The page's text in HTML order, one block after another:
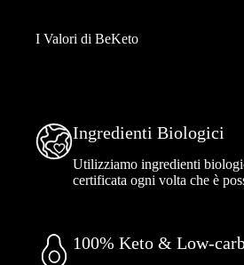
I Valori di BeKeto
Ingredienti Biologici
Utilizziamo ingredienti
certificata ogni volta che è
100% Keto & Low-